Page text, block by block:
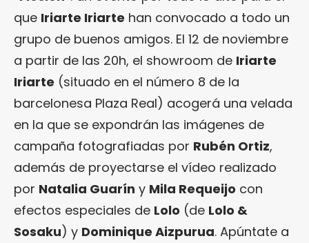
que Iriarte Iriarte han convocado a todo un
grupo de buenos amigos. El 12 de noviembre
a partir de las 20h, el showroom de Iriarte
Iriarte (situado en el número 8 de la
barcelonesa Plaza Real) acogerá una velada
en la que se expondrán las imágenes de
campaña fotografiadas por Rubén Ortiz,
además de proyectarse el vídeo realizado
por Natalia Guarín y Mila Requeijo con
efectos especiales de Lolo (de Lolo &
Sosaku) y Dominique Aizpurua. Apúntate a